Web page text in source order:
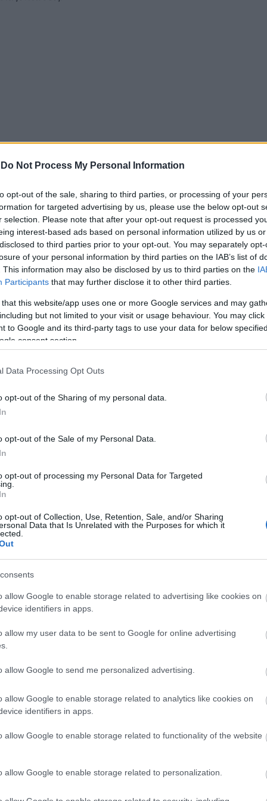
Do Not Process My Personal Information
opt-out of the sale, sharing to third parties, or processing of your
for targeted advertising by us, please use the below opt-out
selection. Please note that after your opt-out request is processed
interest-based ads based on personal information utilized by us
to third parties prior to your opt-out. You may separately
of your personal information by third parties on the IAB’s list of
This information may also be disclosed by us to third parties on the
Participants that may further disclose it to other third parties.
that this website/app uses one or more Google services and may
but not limited to your visit or usage behaviour. You may
to Google and its third-party tags to use your data for below
consent section.
Data Processing Opt Outs
opt-out of the Sharing of my personal data.
opt-out of the Sale of my Personal Data.
opt-out of processing my Personal Data for Targeted
opt-out of Collection, Use, Retention, Sale, and/or Sharing
Data that Is Unrelated with the Purposes for which it
allow Google to enable storage related to advertising like cookies on
identifiers in apps.
allow my user data to be sent to Google for online advertising
allow Google to send me personalized advertising.
allow Google to enable storage related to analytics like cookies on
identifiers in apps.
allow Google to enable storage related to functionality of the website
allow Google to enable storage related to personalization.
από τις προμεσημβρινές έως τις βραδινές
μέχρι τα ξημερώματα του Σαββάτου. Παράλληλα,
από το μεσημέρι έως αργά το βράδυ.
ώρες του Σαββάτου, τα φαινόμενα θα επεκταθούν
φορείς σε περιοχές της Κεντρικής Μακεδονίας και
προκειμένου να αντιμετωπιστούν ενδεχόμενα
επίσημες ανακοινώσεις και να τηρούν τις οδηγίες
αυξημένος κίνδυνος για τοπικές πλημμύρες.
βροχές και σποραδικές καταιγίδες θα εκδηλωθούν
τμήματα και το βόρειο Αιγαίο. Τα φαινόμενα θα
ανατολική Στερεά, Σποράδες και Εύβοια.
των φαινομένων κατά τις βραδινές ώρες, με
βροχές και οι καταιγίδες θα επιμείνουν.
στις περισσότερες περιοχές τους 26 έως 29 βαθμούς
Αιγαίο θα αγγίξει τους 32 βαθμούς.
με ηλιοφάνεια και κατά διαστήματα αραιές